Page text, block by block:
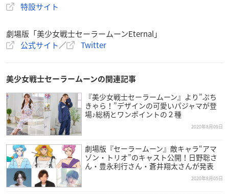
特設サイト
劇場版「美少女戦士セーラームーンEternal」
公式サイト／ Twitter
美少女戦士セーラームーンの関連記事
『美少女戦士セーラームーン』より”ぷち
きゃら！”デザインの可愛いパジャマが登
場♪総柄とワンポイントの２種
2020年8月09日
劇場版『セーラームーン』敵キャラ“アマ
ゾン・トリオ”のキャスト公開！日野聡さ
ん・豊永利行さん・蒼井翔太さんが発表
2020年8月05日